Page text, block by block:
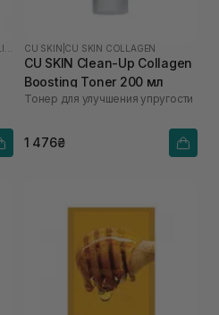
CU SKIN CU SKIN COLLAGEN
CU SKIN Clean-Up Collagen
Boosting Toner 200 мл
Тонер для улучшения упругости
1 476₴